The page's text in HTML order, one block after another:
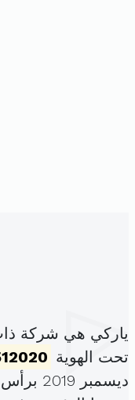
ياركي هي شركة
تحت الهوية
ديسمبر 2019 برأس مال قدره